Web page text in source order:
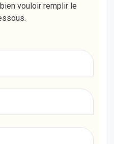
vouloir remplir le